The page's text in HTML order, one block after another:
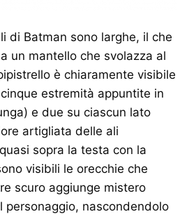
di Batman sono larghe, il che
un mantello che svolazza al
è chiaramente visibile
estremità appuntite in
e due su ciascun lato
artigliata delle ali
sopra la testa con la
visibili le orecchie che
scuro aggiunge mistero
personaggio, nascondendolo